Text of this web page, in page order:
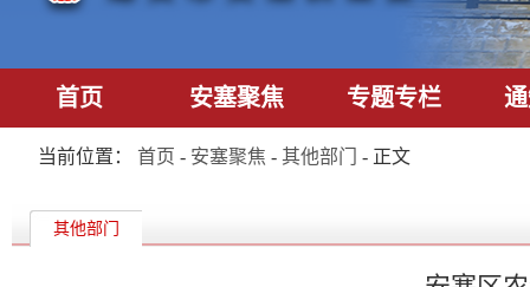
首页 安塞聚焦 专题专栏
当前位置： 首页 - 安塞聚焦 - 其他部门 - 正文
其他部门